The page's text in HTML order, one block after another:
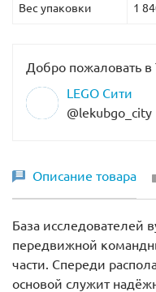
Вес упаковки 1
Добро пожаловать в
LEGO Сити
@lekubgo_city
Описание товара
База исследователей
передвижной
части. Спереди
основой служит